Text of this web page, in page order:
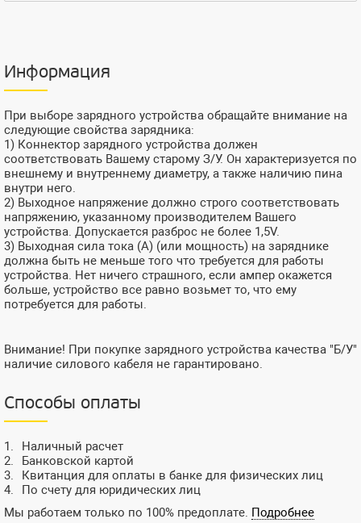
Информация
При выборе зарядного устройства обращайте внимание на
следующие свойства зарядника:
1) Коннектор зарядного устройства должен
соответствовать Вашему старому З/У. Он характеризуется по
внешнему и внутреннему диаметру, а также наличию пина
внутри него.
2) Выходное напряжение должно строго соответствовать
напряжению, указанному производителем Вашего
устройства. Допускается разброс не более 1,5V.
3) Выходная сила тока (А) (или мощность) на заряднике
должна быть не меньше того что требуется для работы
устройства. Нет ничего страшного, если ампер окажется
больше, устройство все равно возьмет то, что ему
потребуется для работы.
Внимание! При покупке зарядного устройства качества "Б/У"
наличие силового кабеля не гарантировано.
Способы оплаты
Наличный расчет
Банковской картой
Квитанция для оплаты в банке для физических лиц
По счету для юридических лиц
Мы работаем только по 100% предоплате. Подробнее